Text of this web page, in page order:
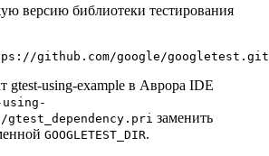
версию библиотеки тестирования
gtest-using-example в Аврора IDE
gtest_dependency.pri заменить
GOOGLETEST_DIR.